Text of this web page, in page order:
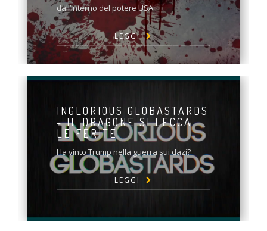
dall’interno del potere USA
LEGGI
INGLORIOUS GLOBASTARDS
- IL DRAGONE SI LECCA
LE FERITE
Ha vinto Trump nella guerra sui dazi?
LEGGI